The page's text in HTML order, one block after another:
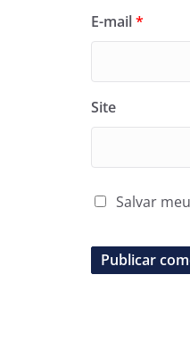
E-mail*
Site
Salvar